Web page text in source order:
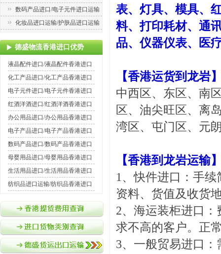
数码产品进口/电子元件进口运输
化妆品进口运输/护肤品进口运输
德盛物流香港进口优势
液晶配件进口/液晶配件香港进口
化工产品进口/化工产品香港进口
电子元件进口/电子元件香港进口
红酒洋酒进口/红酒洋酒香港进口
办公用品进口/办公用品香港进口
电子产品进口/电子产品香港进口
数码产品进口/数码产品香港进口
母婴用品进口/母婴用品香港进口
生活用品进口/生活用品香港进口
纺织品进口运输/纺织品香港进口
表、灯具、模具、
料、打印耗材、通
品、仪器仪表、医
【香港运货到龙岩
中西区、东区、南
区、油尖旺区、离
湾区、屯门区、元
【香港到龙岩运输
1、快件进口：手
资料、货值及收货
2、海运装柜进口
求不高的客户。正
3、一般贸易进口